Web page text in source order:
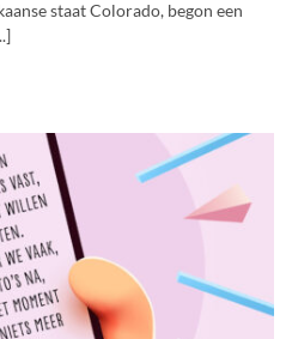
staat Colorado, begon een